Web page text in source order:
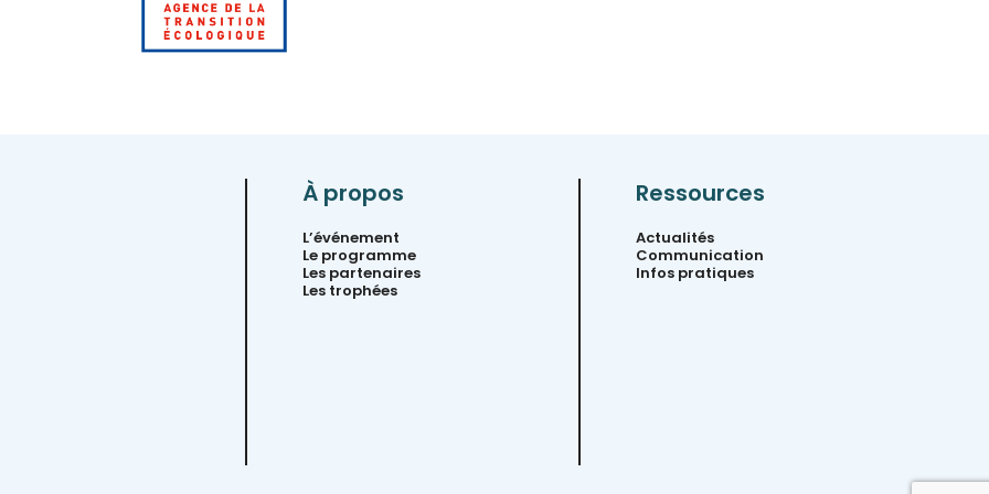
À propos
L’événement
Le programme
Les partenaires
Les trophées
Ressources
Actualités
Communication
Infos pratiques